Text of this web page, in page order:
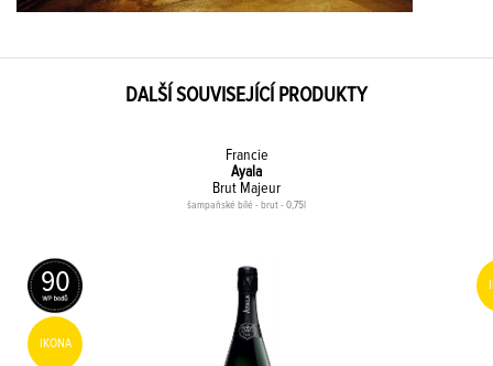
DALŠÍ SOUVISEJÍCÍ PRODUKTY
Francie
Ayala
Brut Majeur
šampaňské bílé - brut - 0,75l
90
IKONA